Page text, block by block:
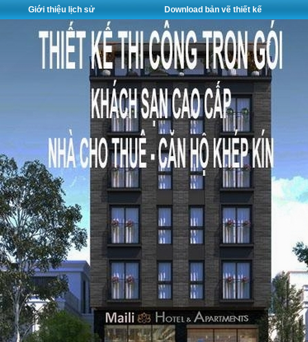
Giới thiệu lịch sử Download bản vẽ thiết kế